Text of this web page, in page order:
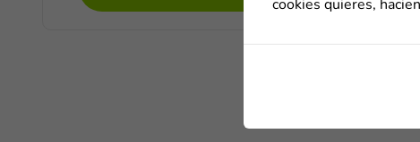
cookies quieres,